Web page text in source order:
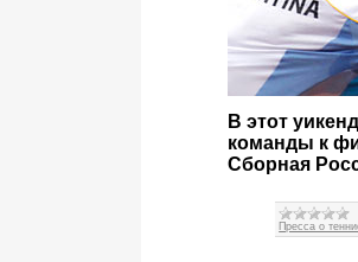
В этот
команды к
Сборная
Пресса о